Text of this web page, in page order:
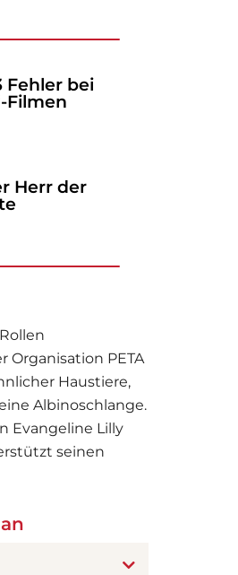
Fehler bei
Filmen
Herr der
PETA
Haustiere,
Albinoschlange.
Evangeline Lilly
seinen